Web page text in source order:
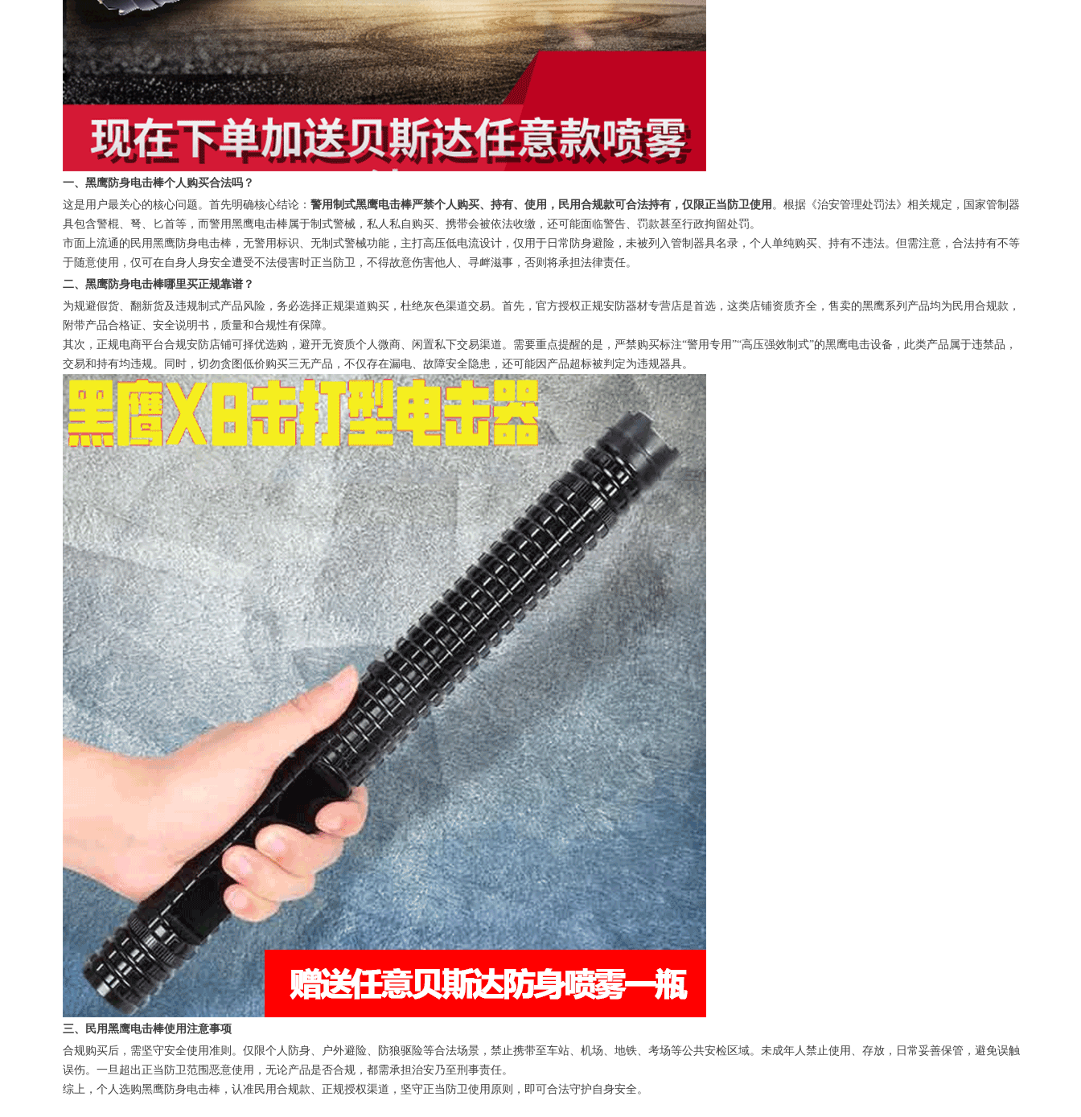
一、黑鹰防身电击棒个人购买合法吗？
这是用户最关心的核心问题。首先明确核心结论： 警用制式黑鹰电击棒严禁个人购买、持有、使用，民用合规款可合法持有，仅限正当防卫使用 。根据《治安管理处罚法》相关规定，国家管制器
具包含警棍、弩、匕首等，而警用黑鹰电击棒属于制式警械，私人私自购买、携带会被依法收缴，还可能面临警告、罚款甚至行政拘留处罚。
市面上流通的民用黑鹰防身电击棒，无警用标识、无制式警械功能，主打高压低电流设计，仅用于日常防身避险，未被列入管制器具名录，个人单纯购买、持有不违法。但需注意，合法持有不等
于随意使用，仅可在自身人身安全遭受不法侵害时正当防卫，不得故意伤害他人、寻衅滋事，否则将承担法律责任。
二、黑鹰防身电击棒哪里买正规靠谱？
为规避假货、翻新货及违规制式产品风险，务必选择正规渠道购买，杜绝灰色渠道交易。首先，官方授权正规安防器材专营店是首选，这类店铺资质齐全，售卖的黑鹰系列产品均为民用合规款，
附带产品合格证、安全说明书，质量和合规性有保障。
其次，正规电商平台合规安防店铺可择优选购，避开无资质个人微商、闲置私下交易渠道。需要重点提醒的是，严禁购买标注“警用专用”“高压强效制式”的黑鹰电击设备，此类产品属于违禁品，
交易和持有均违规。同时，切勿贪图低价购买三无产品，不仅存在漏电、故障安全隐患，还可能因产品超标被判定为违规器具。
三、民用黑鹰电击棒使用注意事项
合规购买后，需坚守安全使用准则。仅限个人防身、户外避险、防狼驱险等合法场景，禁止携带至车站、机场、地铁、考场等公共安检区域。未成年人禁止使用、存放，日常妥善保管，避免误触
误伤。一旦超出正当防卫范围恶意使用，无论产品是否合规，都需承担治安乃至刑事责任。
综上，个人选购黑鹰防身电击棒，认准民用合规款、正规授权渠道，坚守正当防卫使用原则，即可合法守护自身安全。